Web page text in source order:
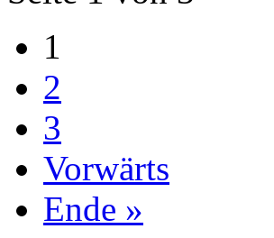
1
2
3
Vorwärts
Ende »